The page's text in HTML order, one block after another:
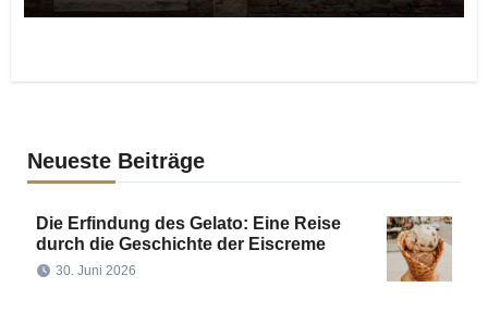
Neueste Beiträge
Die Erfindung des Gelato: Eine Reise
durch die Geschichte der Eiscreme
30. Juni 2026